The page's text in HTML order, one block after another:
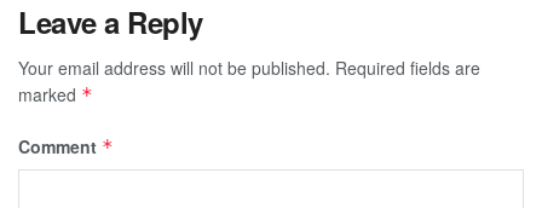
Leave a Reply
Your email address will not be published. Required fields are
marked *
Comment *